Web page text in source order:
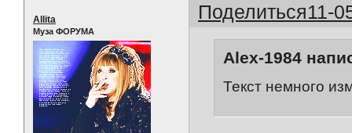
Поделиться11-
Allita
Муза ФОРУМА
Alex-1984
Текст немного